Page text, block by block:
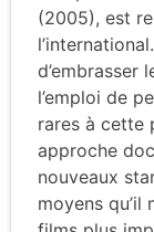
(2005), est
d’embrasser
l’emploi de
rares à cette
approche
nouveaux
moyens qu’il